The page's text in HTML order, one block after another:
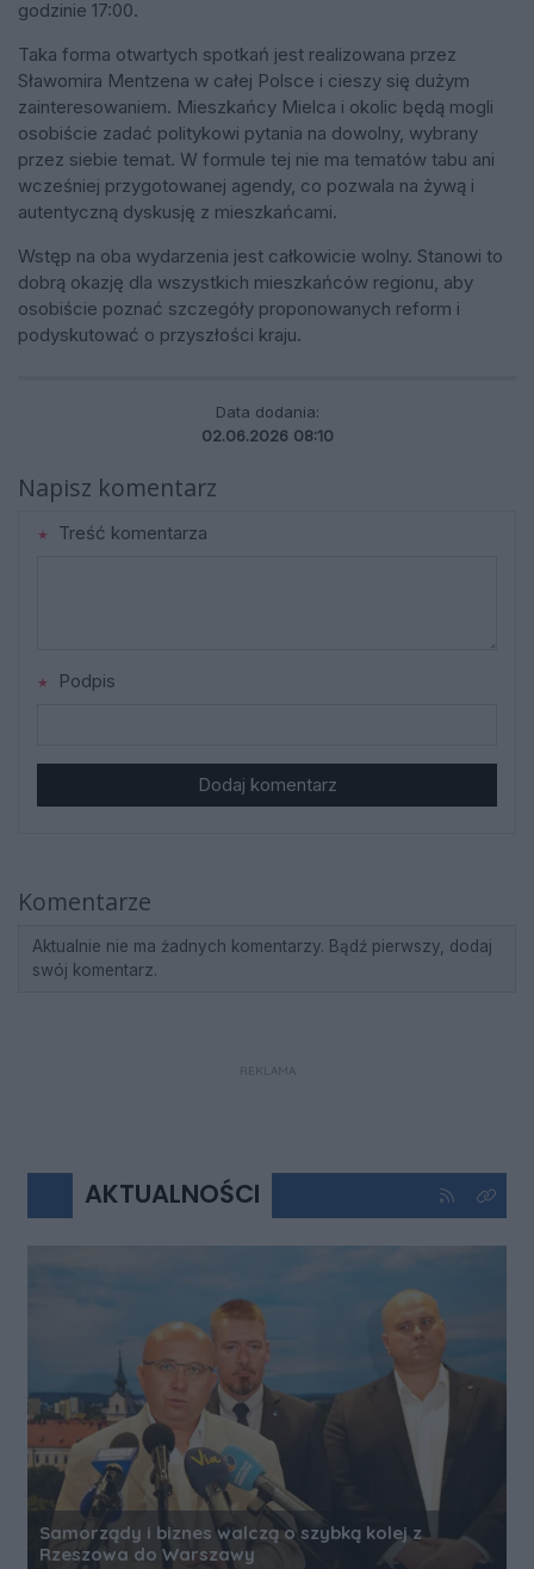
godzinie 17:00.
Taka forma otwartych spotkań jest realizowana przez
Sławomira Mentzena w całej Polsce i cieszy się dużym
zainteresowaniem. Mieszkańcy Mielca i okolic będą mogli
osobiście zadać politykowi pytania na dowolny, wybrany
przez siebie temat. W formule tej nie ma tematów tabu ani
wcześniej przygotowanej agendy, co pozwala na żywą i
autentyczną dyskusję z mieszkańcami.
Wstęp na oba wydarzenia jest całkowicie wolny. Stanowi to
dobrą okazję dla wszystkich mieszkańców regionu, aby
osobiście poznać szczegóły proponowanych reform i
podyskutować o przyszłości kraju.
Data dodania:
02.06.2026 08:10
Napisz komentarz
Treść komentarza
Podpis
Dodaj komentarz
Komentarze
Aktualnie nie ma żadnych komentarzy. Bądź pierwszy, dodaj
swój komentarz.
REKLAMA
AKTUALNOŚCI Kliknij aby
Kliknij
Samorządy i biznes walczą o szybką kolej z
Rzeszowa do Warszawy